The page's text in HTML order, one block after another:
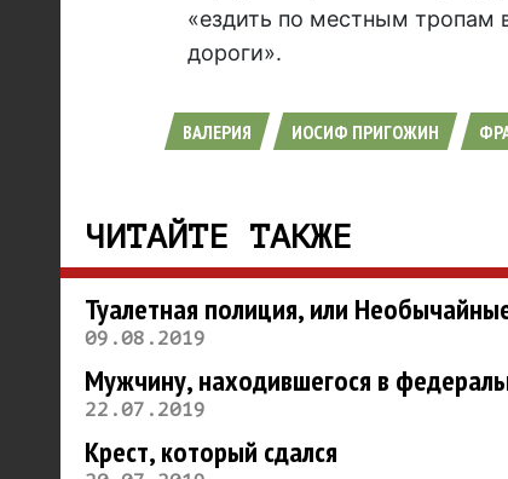
«ездить по местным тропам
дороги».
ВАЛЕРИЯ ИОСИФ ПРИГОЖИН
ЧИТАЙТЕ ТАКЖЕ
Туалетная полиция, или
09.08.2019
Мужчину, находившегося в
22.07.2019
Крест, который сдался